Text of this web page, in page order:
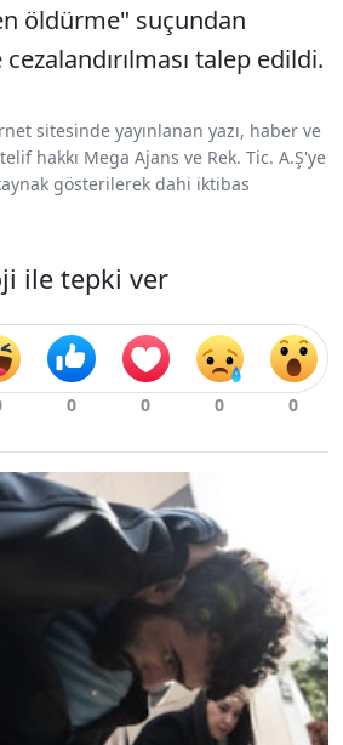
öldürme" suçundan
talep edildi.
sitesinde yayınlanan yazı, haber ve
hakkı Mega Ajans ve Rek. Tic. A.Ş'ye
gösterilerek dahi iktibas
ile tepki ver